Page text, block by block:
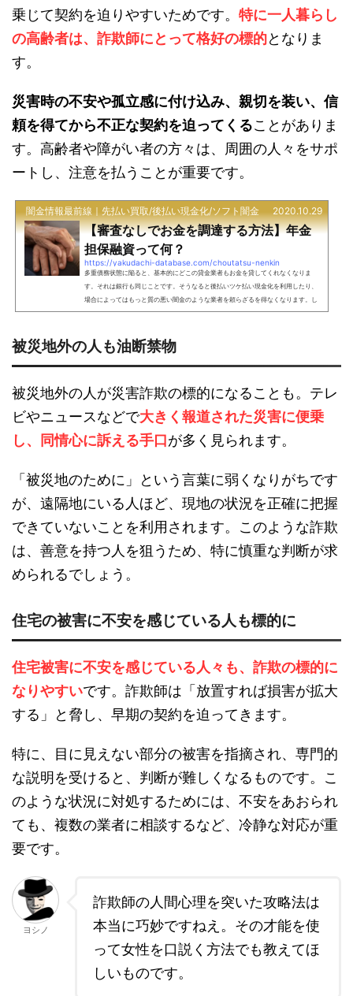
乗じて契約を迫りやすいためです。 特に一人暮らし
の高齢者は、詐欺師にとって格好の標的となりま
す。
災害時の不安や孤立感に付け込み、親切を装い、信
頼を得てから不正な契約を迫ってくることがありま
す。高齢者や障がい者の方々は、周囲の人々をサポ
ートし、注意を払うことが重要です。
闇金情報最前線｜先払い買取/後払い現金化/ソフト闇金 2020.10.29
【審査なしでお金を調達する方法】年金
担保融資って何？
https://yakudachi-database.com/choutatsu-nenkin
多重債務状態に陥ると、基本的にどこの貸金業者もお金を貸してくれなくなりま
す。それは銀行も同じことです。そうなると後払いツケ払い現金化を利用したり、
場合によってはもっと質の悪い闇金のような業者を頼らざるを得なくなります。し
かし、これは正解ではありません。まだ諦めてはいけません。個人信用情報など、
資」というものがあります。今回はそんな「年金担保融資」について詳しく解説し
ていきます。年金担保融資でお金を借りることはできるのでし...
被災地外の人も油断禁物
被災地外の人が災害詐欺の標的になることも。テレ
ビやニュースなどで大きく報道された災害に便乗
し、同情心に訴える手口が多く見られます。
「被災地のために」という言葉に弱くなりがちです
が、遠隔地にいる人ほど、現地の状況を正確に把握
できていないことを利用されます。このような詐欺
は、善意を持つ人を狙うため、特に慎重な判断が求
められるでしょう。
住宅の被害に不安を感じている人も標的に
住宅被害に不安を感じている人々も、詐欺の標的に
なりやすいです。詐欺師は「放置すれば損害が拡大
する」と脅し、早期の契約を迫ってきます。
特に、目に見えない部分の被害を指摘され、専門的
な説明を受けると、判断が難しくなるものです。こ
のような状況に対処するためには、不安をあおられ
ても、複数の業者に相談するなど、冷静な対応が重
要です。
ヨシノ
詐欺師の人間心理を突いた攻略法は
本当に巧妙ですねえ。その才能を使
って女性を口説く方法でも教えてほ
しいものです。